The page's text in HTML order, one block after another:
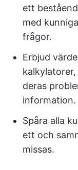
ett
med
frågor.
Erbjud
deras
information.
Spåra alla
ett och
missas.